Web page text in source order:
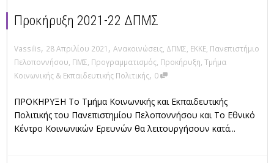
Προκήρυξη 2021-22 ΔΠΜΣ
Vassilis, 28 Απριλίου 2021 , Ανακοινώσεις ΔΠΜΣ ΕΚΚΕ Πανεπιστήμιο
Πελοποννήσου ΠΜΣ Προγραμματισμός Προκήρυξη Τμήμα
Κοινωνικής & Εκπαιδευτικής Πολιτικής, 0
ΠΡΟΚΗΡΥΞΗ Το Τμήμα Κοινωνικής και Εκπαιδευτικής
Πολιτικής του Πανεπιστημίου Πελοποννήσου και Το Εθνικό
Κέντρο Κοινωνικών Ερευνών θα λειτουργήσουν κατά...